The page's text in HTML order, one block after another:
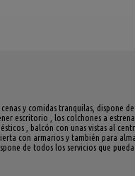
y comidas tranquilas, dispone
escritorio , los colchones a
, balcón con unas vistas al
con armarios y también para
de todos los servicios que